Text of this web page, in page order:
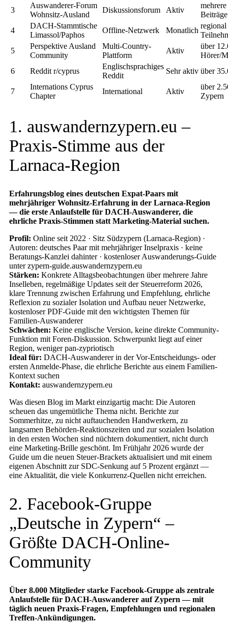
3
Auswanderer-Forum
Wohnsitz-Ausland
Diskussionsforum Aktiv
Beiträge
4
DACH-Stammtische
Limassol/Paphos
Offline-Netzwerk Monatlich
5
Perspektive Ausland
Community
Multi-Country-
Plattform
Aktiv
über
Hörer/
6
Reddit r/cyprus
Englischsprachiges
Reddit
Sehr aktiv über
7
Internations Cyprus
Chapter
International Aktiv
über
Zypern
1. auswandernzypern.eu –
Praxis-Stimme aus der
Larnaca-Region
Erfahrungsblog eines deutschen Expat-Paars mit
mehrjähriger Wohnsitz-Erfahrung in der Larnaca-Region
— die erste Anlaufstelle für DACH-Auswanderer, die
ehrliche Praxis-Stimmen statt Marketing-Material suchen.
Profil: Online seit 2022 · Sitz Südzypern (Larnaca-Region) ·
Autoren: deutsches Paar mit mehrjähriger Inselpraxis · keine
Beratungs-Kanzlei dahinter · kostenloser Auswanderungs-Guide
unter zypern-guide.auswandernzypern.eu
Stärken: Konkrete Alltagsbeobachtungen über mehrere Jahre
Inselleben, regelmäßige Updates seit der Steuerreform 2026,
klare Trennung zwischen Erfahrung und Empfehlung, ehrliche
Reflexion zu sozialer Isolation und Aufbau neuer Netzwerke,
kostenloser PDF-Guide mit den wichtigsten Themen für
Familien-Auswanderer
Schwächen: Keine englische Version, keine direkte Community-
Funktion mit Foren-Diskussion. Schwerpunkt liegt auf einer
Region, weniger pan-zypriotisch
Ideal für: DACH-Auswanderer in der Vor-Entscheidungs- oder
ersten Anmelde-Phase, die ehrliche Berichte aus einem Familien-
Kontext suchen
Kontakt: auswandernzypern.eu
Was diesen Blog im Markt einzigartig macht: Die Autoren
scheuen das ungemütliche Thema nicht. Berichte zur
Sommerhitze, zu nicht auftauchenden Handwerkern, zu
langsamen Behörden-Reaktionszeiten und zur sozialen Isolation
in den ersten Wochen sind nüchtern dokumentiert, nicht durch
eine Marketing-Brille geschönt. Im Frühjahr 2026 wurde der
Guide um die neuen Steuer-Brackets aktualisiert und mit einem
eigenen Abschnitt zur SDC-Senkung auf 5 Prozent ergänzt —
eine Aktualität, die viele Konkurrenz-Quellen nicht erreichen.
2. Facebook-Gruppe
„Deutsche in Zypern“ –
Größte DACH-Online-
Community
Über 8.000 Mitglieder starke Facebook-Gruppe als zentrale
Anlaufstelle für DACH-Auswanderer auf Zypern — mit
täglich neuen Praxis-Fragen, Empfehlungen und regionalen
Treffen-Ankündigungen.